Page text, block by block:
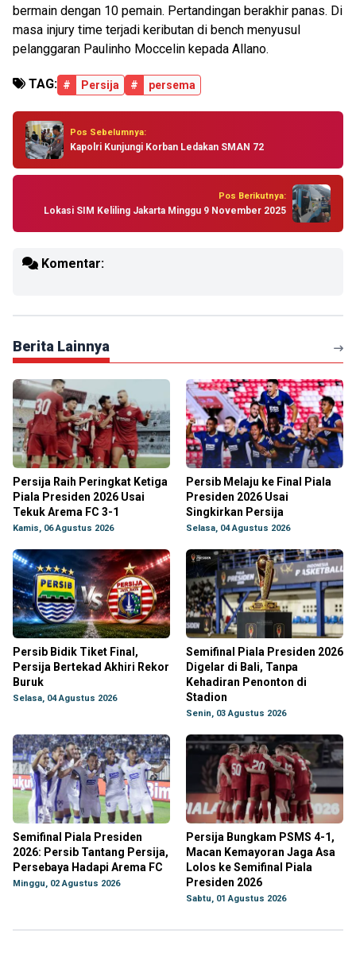
bermain dengan 10 pemain. Pertandingan berakhir panas. Di
masa injury time terjadi keributan di bench menyusul
pelanggaran Paulinho Moccelin kepada Allano.
TAG: # Persija # persema
Pos Sebelumnya:
Kapolri Kunjungi Korban Ledakan SMAN 72
Pos Berikutnya:
Lokasi SIM Keliling Jakarta Minggu 9 November 2025
Komentar:
Berita Lainnya
Persija Raih Peringkat Ketiga
Piala Presiden 2026 Usai
Tekuk Arema FC 3-1
Kamis, 06 Agustus 2026
Persib Melaju ke Final Piala
Presiden 2026 Usai
Singkirkan Persija
Selasa, 04 Agustus 2026
Persib Bidik Tiket Final,
Persija Bertekad Akhiri Rekor
Buruk
Selasa, 04 Agustus 2026
Semifinal Piala Presiden 2026
Digelar di Bali, Tanpa
Kehadiran Penonton di
Stadion
Senin, 03 Agustus 2026
Semifinal Piala Presiden
2026: Persib Tantang Persija,
Persebaya Hadapi Arema FC
Minggu, 02 Agustus 2026
Persija Bungkam PSMS 4-1,
Macan Kemayoran Jaga Asa
Lolos ke Semifinal Piala
Presiden 2026
Sabtu, 01 Agustus 2026